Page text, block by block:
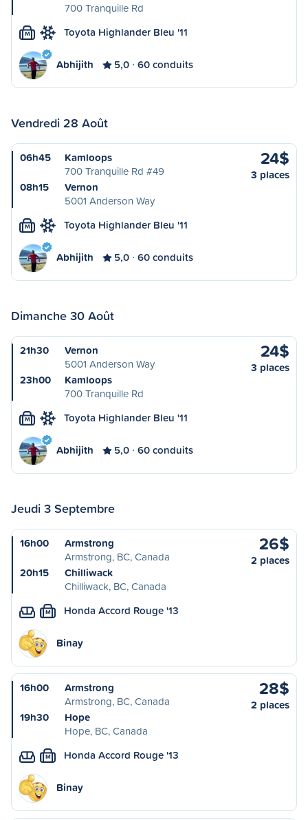
700 Tranquille Rd
M Toyota Highlander Bleu '11
Abhijith 5,0 60 conduits
Vendredi 28 Août
06h45
Kamloops
700 Tranquille Rd #49
08h15
Vernon
5001 Anderson Way
24$
3 places
M Toyota Highlander Bleu '11
Abhijith 5,0 60 conduits
Dimanche 30 Août
21h30
Vernon
5001 Anderson Way
23h00
Kamloops
700 Tranquille Rd
24$
3 places
M Toyota Highlander Bleu '11
Abhijith 5,0 60 conduits
Jeudi 3 Septembre
16h00
Armstrong
Armstrong, BC, Canada
20h15
Chilliwack
Chilliwack, BC, Canada
26$
2 places
M Honda Accord Rouge '13
Binay
16h00
Armstrong
Armstrong, BC, Canada
19h30
Hope
Hope, BC, Canada
28$
2 places
M Honda Accord Rouge '13
Binay